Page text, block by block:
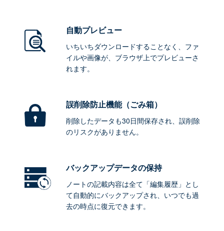
自動プレビュー
いちいちダウンロードすることなく、ファ
イルや画像が、ブラウザ上でプレビューさ
れます。
誤削除防止機能（ごみ箱）
削除したデータも30日間保存され、誤削除
のリスクがありません。
バックアップデータの保持
ノートの記載内容は全て「編集履歴」とし
て自動的にバックアップされ、いつでも過
去の時点に復元できます。